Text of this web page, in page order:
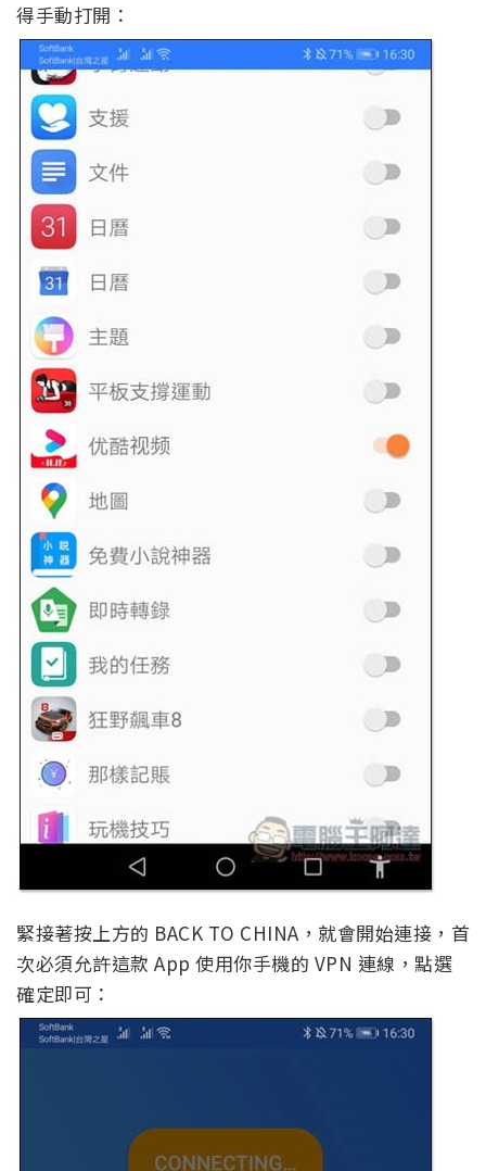
得手動打開：
緊接著按上方的 BACK TO CHINA，就會開始連接，首
次必須允許這款 App 使用你手機的 VPN 連線，點選
確定即可：